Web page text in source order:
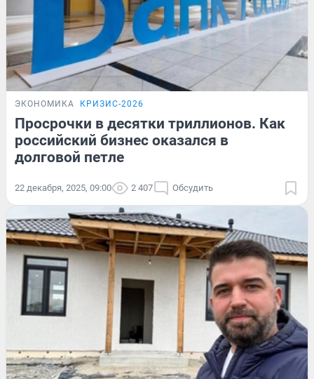
ЭКОНОМИКА КРИЗИС-2026
Просрочки в десятки триллионов. Как
российский бизнес оказался в
долговой петле
22 декабря, 2025, 09:00 2 407 Обсудить